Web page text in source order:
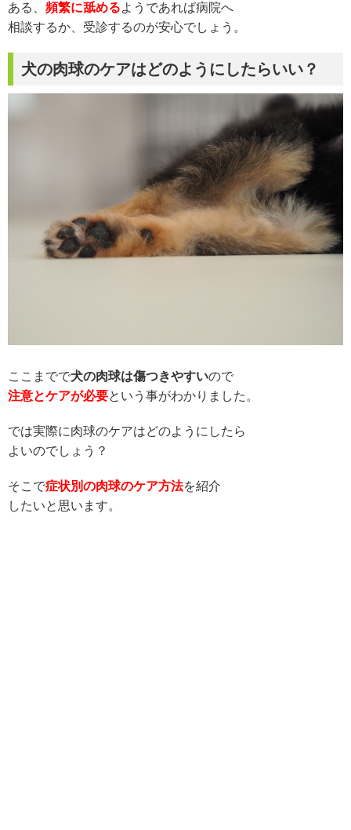
ある、 頻繁に舐めるようであれば病院へ
相談するか、受診するのが安心でしょう。
犬の肉球のケアはどのようにしたらいい？
ここまでで犬の肉球は傷つきやすいので
注意とケアが必要という事がわかりました。
では実際に肉球のケアはどのようにしたら
よいのでしょう？
そこで症状別の肉球のケア方法を紹介
したいと思います。